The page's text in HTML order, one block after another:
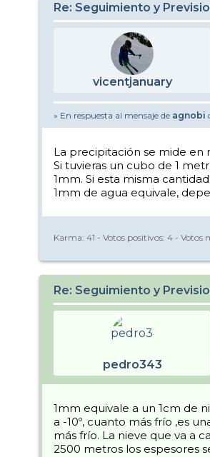
Re: Seguimiento y
vicentjanuary
» En respuesta al mensaje de agnobi
La precipitación se mide en
Si tuvieras un cubo de 1
1mm. Si esta misma
1mm de agua equivale,
Karma: 41 - Votos positivos: 4 - Votos
Re: Seguimiento y
pedro343
1mm equivale a un 1cm de
a -10º, cuanto más frío ,es
más frío. La nieve que va a
2500 metros los espesores